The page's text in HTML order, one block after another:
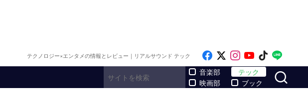
テクノロジー×エンタメの情報とレビュー｜リアルサウンド テック Like on Facebook
Follow on x
Follow on
Follow on
Follow
音楽部
映画部
テック
ブック